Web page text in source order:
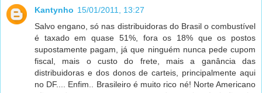
Kantynho 15/01/2011, 13:27
Salvo engano, só nas distribuidoras do Brasil o combustível
é taxado em quase 51%, fora os 18% que os postos
supostamente pagam, já que ninguém nunca pede cupom
fiscal, mais o custo do frete, mais a ganância das
distribuidoras e dos donos de carteis, principalmente aqui
no DF.... Enfim.. Brasileiro é muito rico né! Norte Americano